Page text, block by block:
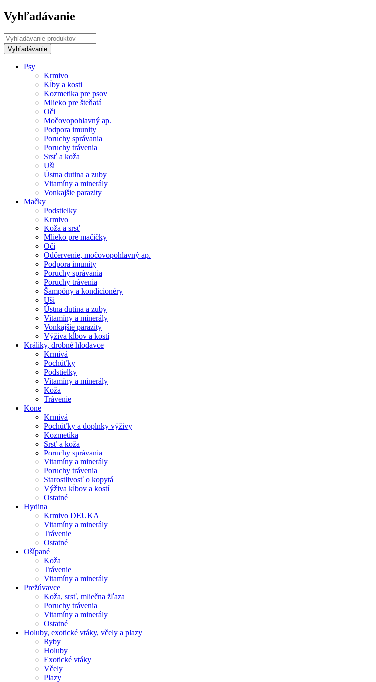
Vyhľadávanie
Psy
Krmivo
Kĺby a kosti
Kozmetika pre psov
Mlieko pre šteňatá
Oči
Močovopohlavný ap.
Podpora imunity
Poruchy správania
Poruchy trávenia
Srsť a koža
Uši
Ústna dutina a zuby
Vitamíny a minerály
Vonkajšie parazity
Mačky
Podstielky
Krmivo
Koža a srsť
Mlieko pre mačičky
Oči
Odčervenie, močovopohlavný ap.
Podpora imunity
Poruchy správania
Poruchy trávenia
Šampóny a kondicionéry
Uši
Ústna dutina a zuby
Vitamíny a minerály
Vonkajšie parazity
Výživa kĺbov a kostí
Králiky, drobné hlodavce
Krmivá
Pochúťky
Podstielky
Vitamíny a minerály
Koža
Trávenie
Kone
Krmivá
Pochúťky a doplnky výživy
Kozmetika
Srsť a koža
Poruchy správania
Vitamíny a minerály
Poruchy trávenia
Starostlivosť o kopytá
Výživa kĺbov a kostí
Ostatné
Hydina
Krmivo DEUKA
Vitamíny a minerály
Trávenie
Ostatné
Ošípané
Koža
Trávenie
Vitamíny a minerály
Prežúvavce
Koža, srsť, mliečna žľaza
Poruchy trávenia
Vitamíny a minerály
Ostatné
Holuby, exotické vtáky, včely a plazy
Ryby
Holuby
Exotické vtáky
Včely
Plazy